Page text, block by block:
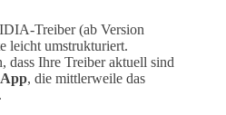
Treiber (ab Version
leicht umstrukturiert.
dass Ihre Treiber aktuell sind
, die mittlerweile das